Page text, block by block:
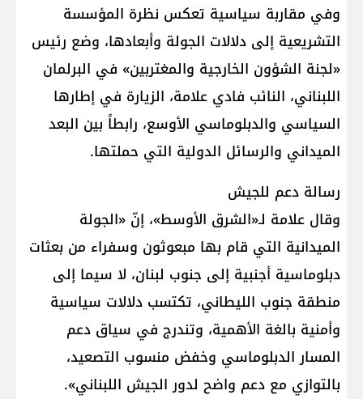
وفي مقاربة سياسية تعكس نظرة المؤسسة
التشريعية إلى دلالات الجولة وأبعادها، وضع رئيس
«لجنة الشؤون الخارجية والمغتربين» في البرلمان
اللبناني، النائب فادي علامة، الزيارة في إطارها
السياسي والدبلوماسي الأوسع، رابطاً بين البعد
الميداني والرسائل الدولية التي حملتها.
رسالة دعم للجيش
وقال علامة لـ«الشرق الأوسط»، إنّ «الجولة
الميدانية التي قام بها مبعوثون وسفراء من بعثات
دبلوماسية أجنبية إلى جنوب لبنان، لا سيما إلى
منطقة جنوب الليطاني، تكتسب دلالات سياسية
وأمنية بالغة الأهمية، وتندرج في سياق دعم
المسار الدبلوماسي وخفض منسوب التصعيد،
بالتوازي مع دعم واضح لدور الجيش اللبناني».